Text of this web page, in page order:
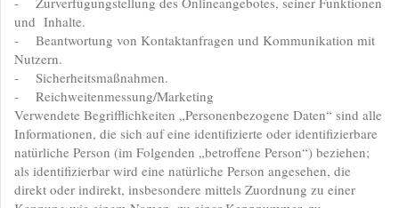
und Inhalte.
- Beantwortung von Kontaktanfragen und Kommunikation mit
Nutzern.
- Sicherheitsmaßnahmen.
- Reichweitenmessung/Marketing
Verwendete Begrifflichkeiten „Personenbezogene Daten“ sind alle
Informationen, die sich auf eine identifizierte oder identifizierbare
natürliche Person (im Folgenden „betroffene Person“) beziehen;
als identifizierbar wird eine natürliche Person angesehen, die
direkt oder indirekt, insbesondere mittels Zuordnung zu einer